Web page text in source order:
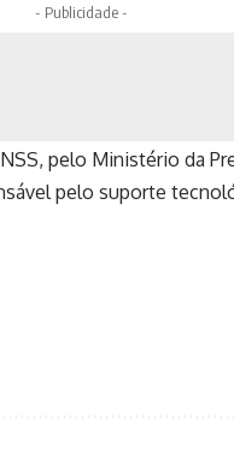
- Publicidade -
pelo Ministério da
pelo suporte